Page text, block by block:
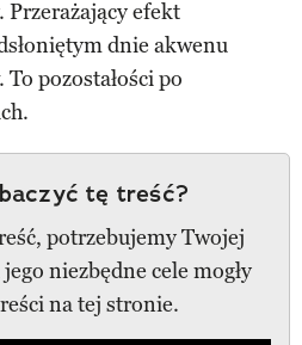
efekt
dnie akwenu
pozostałości po
tę treść?
potrzebujemy Twojej
niezbędne cele mogły
na tej stronie.